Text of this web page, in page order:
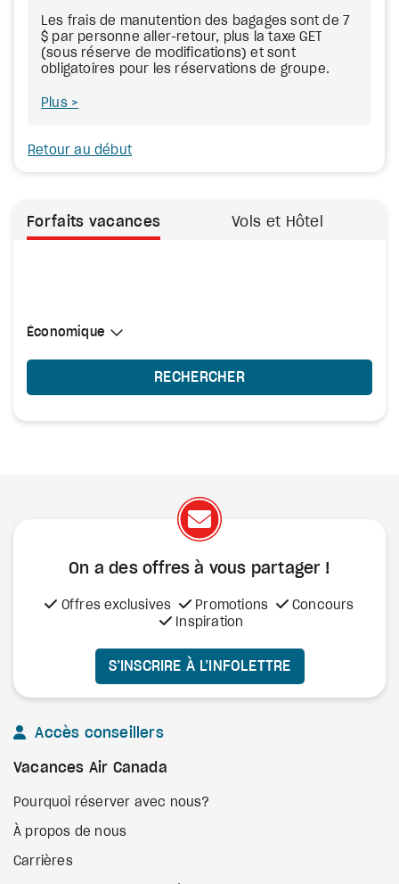
Les frais de manutention des bagages sont de 7
$ par personne aller-retour, plus la taxe GET
(sous réserve de modifications) et sont
obligatoires pour les réservations de groupe.
Plus
Retour au début
Forfaits vacances Vols et Hôtel
Sélectionner une cabine
Économique
Économique
RECHERCHER
On a des offres à vous partager !
Offres exclusives Promotions
Concours
Inspiration
S’INSCRIRE À L’INFOLETTRE
Accès conseillers
Vacances Air Canada
Pourquoi réserver avec nous?
À propos de nous
Carrières